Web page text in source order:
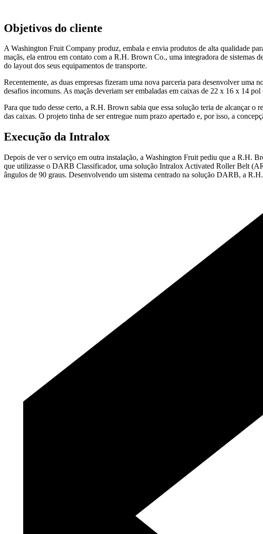
Objetivos do cliente
A Washington Fruit Company produz, embala e envia produtos de alta qualidade
maçãs, ela entrou em contato com a R.H. Brown Co., uma integradora de sistemas
do layout dos seus equipamentos de transporte.
Recentemente, as duas empresas fizeram uma nova parceria para desenvolver
desafios incomuns. As maçãs deveriam ser embaladas em caixas de 22 x 16 x 14
Para que tudo desse certo, a R.H. Brown sabia que essa solução teria de alcançar
das caixas. O projeto tinha de ser entregue num prazo apertado e, por isso, a
Execução da Intralox
Depois de ver o serviço em outra instalação, a Washington Fruit pediu que a R.H.
que utilizasse o DARB Classificador, uma solução Intralox Activated Roller Belt
ângulos de 90 graus. Desenvolvendo um sistema centrado na solução DARB, a